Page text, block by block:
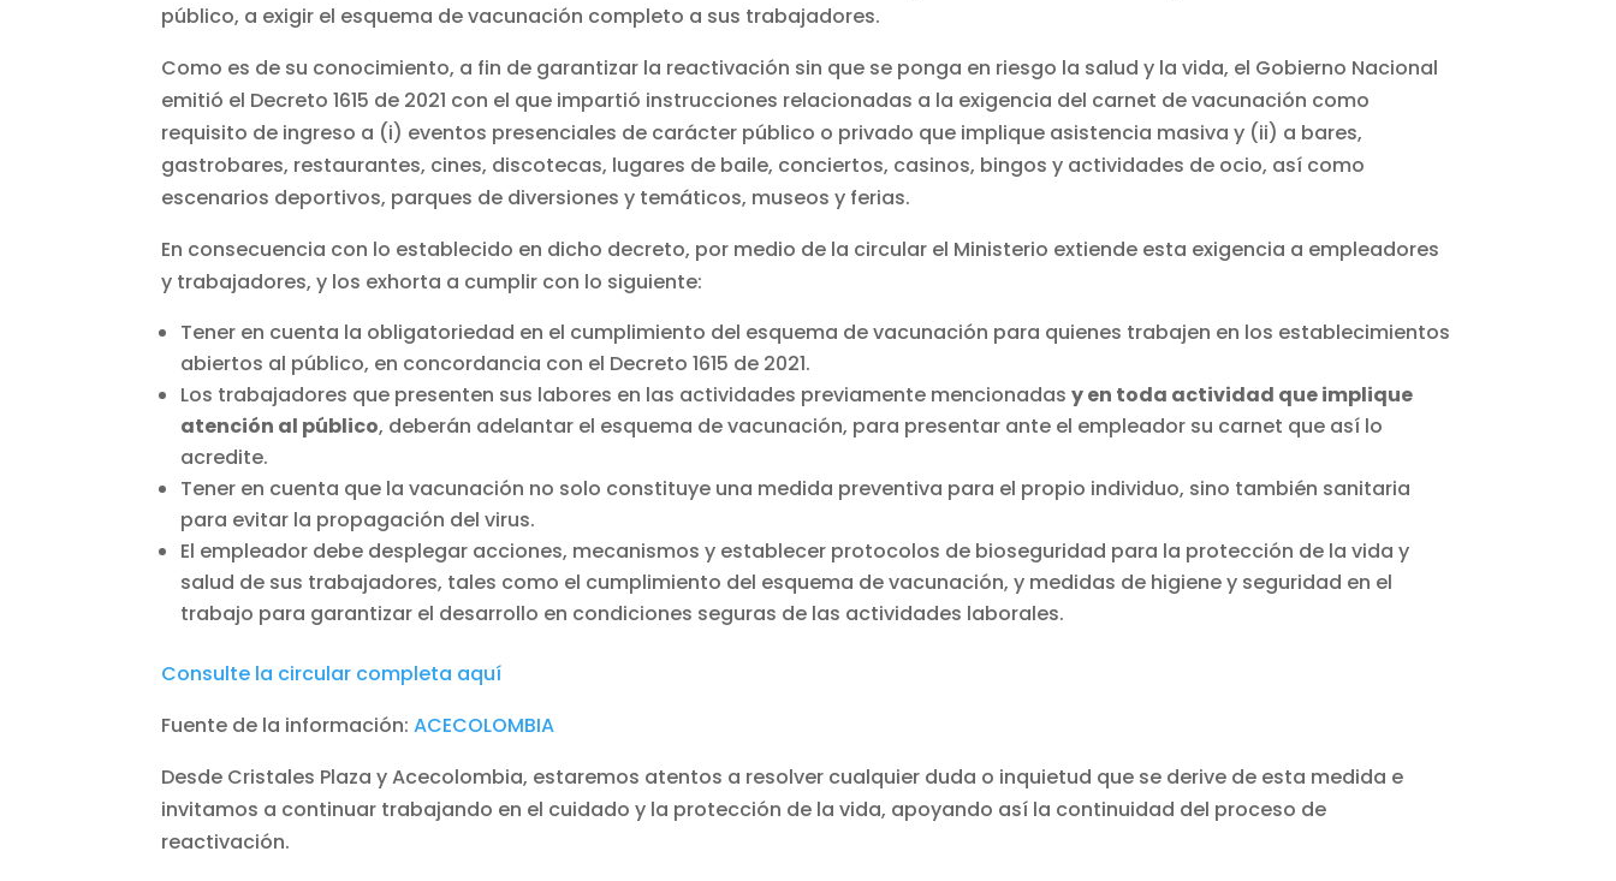
público, a exigir el esquema de vacunación completo a sus trabajadores.
Como es de su conocimiento, a fin de garantizar la reactivación sin que se ponga en riesgo la salud y la vida, el Gobierno Nacional
emitió el Decreto 1615 de 2021 con el que impartió instrucciones relacionadas a la exigencia del carnet de vacunación como
requisito de ingreso a (i) eventos presenciales de carácter público o privado que implique asistencia masiva y (ii) a bares,
gastrobares, restaurantes, cines, discotecas, lugares de baile, conciertos, casinos, bingos y actividades de ocio, así como
escenarios deportivos, parques de diversiones y temáticos, museos y ferias.
En consecuencia con lo establecido en dicho decreto, por medio de la circular el Ministerio extiende esta exigencia a empleadores
y trabajadores, y los exhorta a cumplir con lo siguiente:
Tener en cuenta la obligatoriedad en el cumplimiento del esquema de vacunación para quienes trabajen en los establecimientos
abiertos al público, en concordancia con el Decreto 1615 de 2021.
Los trabajadores que presenten sus labores en las actividades previamente mencionadasy en toda actividad que implique
atención al público, deberán adelantar el esquema de vacunación, para presentar ante el empleador su carnet que así lo
acredite.
Tener en cuenta que la vacunación no solo constituye una medida preventiva para el propio individuo, sino también sanitaria
para evitar la propagación del virus.
El empleador debe desplegar acciones, mecanismos y establecer protocolos de bioseguridad para la protección de la vida y
salud de sus trabajadores, tales como el cumplimiento del esquema de vacunación, y medidas de higiene y seguridad en el
trabajo para garantizar el desarrollo en condiciones seguras de las actividades laborales.
Consulte la circular completa aquí
Fuente de la información:ACECOLOMBIA
Desde Cristales Plaza y Acecolombia, estaremos atentos a resolver cualquier duda o inquietud que se derive de esta medida e
invitamos a continuar trabajando en el cuidado y la protección de la vida, apoyando así la continuidad del proceso de
reactivación.